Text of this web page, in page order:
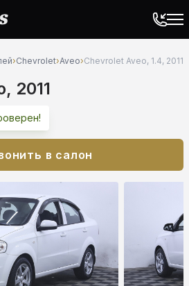
›Chevrolet›Aveo›Chevrolet Aveo, 1.4, 2011
2011
в салон